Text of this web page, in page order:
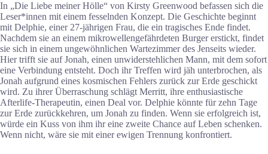
In „Die Liebe meiner Hölle“ von Kirsty Greenwood befassen sich die
Leser*innen mit einem fesselnden Konzept. Die Geschichte beginnt
mit Delphie, einer 27-jährigen Frau, die ein tragisches Ende findet.
Nachdem sie an einem mikrowellengefährdeten Burger erstickt, findet
sie sich in einem ungewöhnlichen Wartezimmer des Jenseits wieder.
Hier trifft sie auf Jonah, einen unwiderstehlichen Mann, mit dem sofort
eine Verbindung entsteht. Doch ihr Treffen wird jäh unterbrochen, als
Jonah aufgrund eines kosmischen Fehlers zurück zur Erde geschickt
wird. Zu ihrer Überraschung schlägt Merritt, ihre enthusiastische
Afterlife-Therapeutin, einen Deal vor. Delphie könnte für zehn Tage
zur Erde zurückkehren, um Jonah zu finden. Wenn sie erfolgreich ist,
würde ein Kuss von ihm ihr eine zweite Chance auf Leben schenken.
Wenn nicht, wäre sie mit einer ewigen Trennung konfrontiert.